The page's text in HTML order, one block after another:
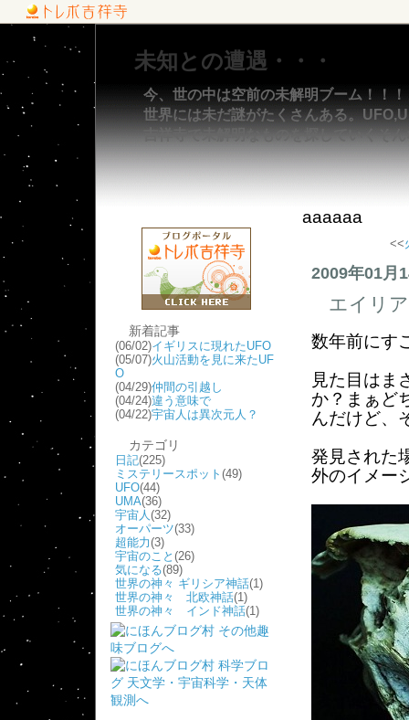
未知との遭遇・・・
今、世の中は空前の未解明ブーム！！！
世界には未だ謎がたくさんある。
吉祥寺で未解明なものを探していくそ
新着記事
(06/02)イギリスに現れたUFO
(05/07)火山活動を見に来たUF
O
(04/29)仲間の引越し
(04/24)違う意味で
(04/22)宇宙人は異次元人？
カテゴリ
日記(225)
ミステリースポット (49)
UFO(44)
UMA(36)
宇宙人(32)
オーパーツ(33)
超能力(3)
宇宙のこと (26)
気になる(89)
世界の神々 ギリシア神話(1)
世界の神々 北欧神話(1)
世界の神々 インド神話(1)
aaaaaa
<<
2009年01月
エイリ
数年前にす
見た目はま
か？まぁど
んだけど、
発見された
外のイメー